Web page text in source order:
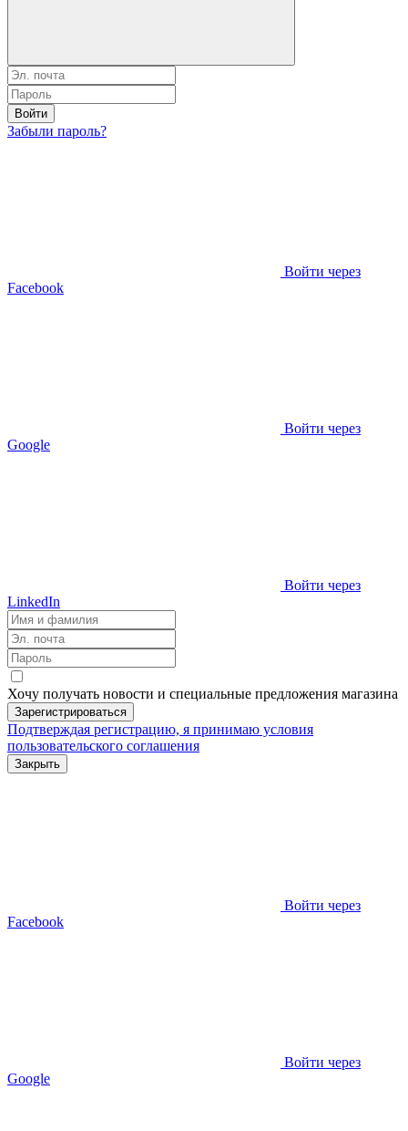
Войти
Забыли пароль?
Войти через
Facebook
Войти через
Google
Войти через
LinkedIn
Хочу получать новости и специальные предложения магазина
Зарегистрироваться
Подтверждая регистрацию, я принимаю условия
пользовательского соглашения
Закрыть
Войти через
Facebook
Войти через
Google